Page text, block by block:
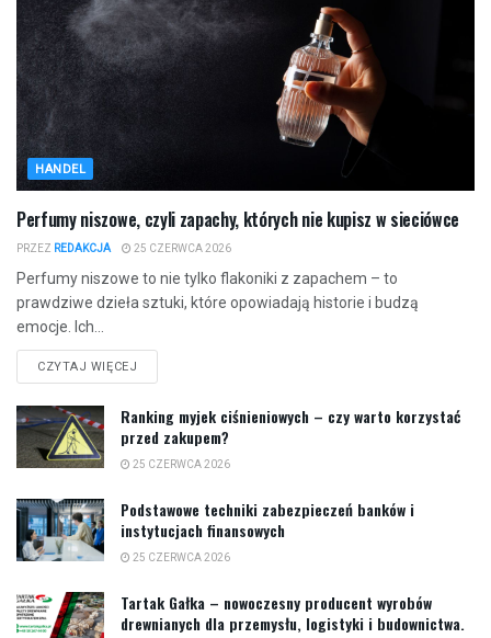
HANDEL
Perfumy niszowe, czyli zapachy, których nie kupisz w sieciówce
PRZEZ REDAKCJA 25 CZERWCA 2026
Perfumy niszowe to nie tylko flakoniki z zapachem – to
prawdziwe dzieła sztuki, które opowiadają historie i budzą
emocje. Ich...
CZYTAJ WIĘCEJ
Ranking myjek ciśnieniowych – czy warto korzystać
przed zakupem?
25 CZERWCA 2026
Podstawowe techniki zabezpieczeń banków i
instytucjach finansowych
25 CZERWCA 2026
Tartak Gałka – nowoczesny producent wyrobów
drewnianych dla przemysłu, logistyki i budownictwa.